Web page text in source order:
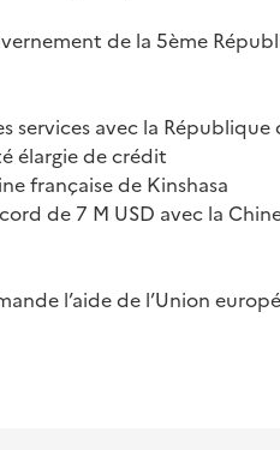
de la 5ème
services avec la
élargie de crédit
française de Kinshasa
de 7 M USD avec la
l’aide de l’Union